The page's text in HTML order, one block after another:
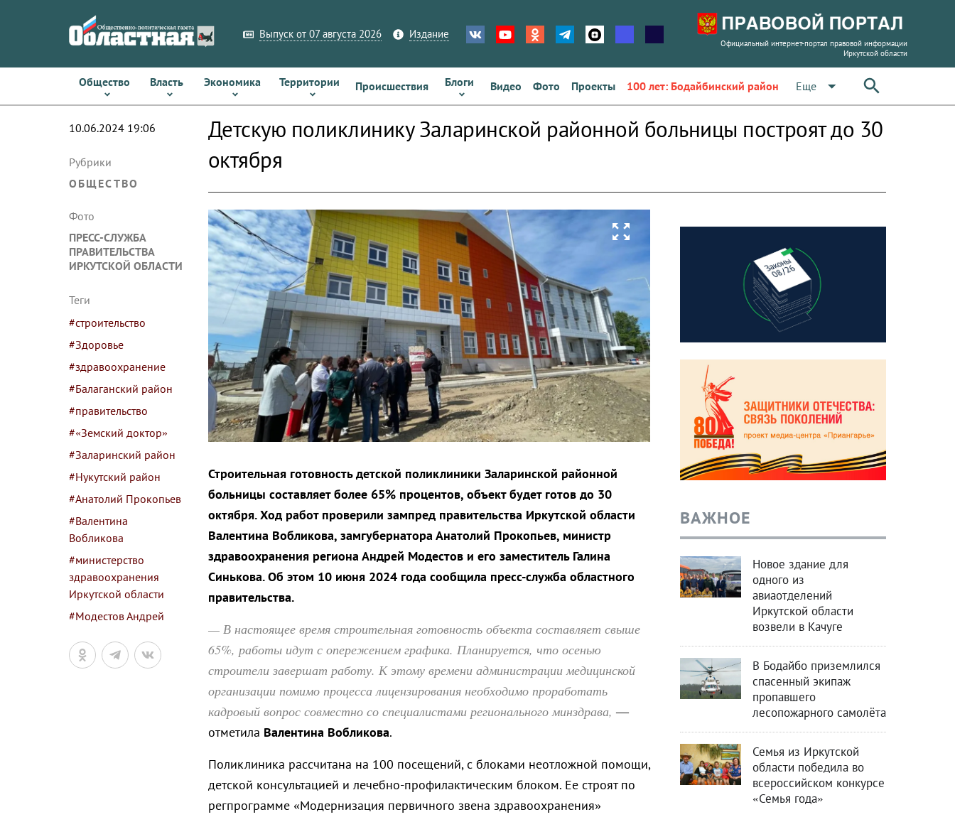
Выпуск от 07 августа 2026 Издание
Официальный интернет-портал правовой информации
Иркутской области
Общество Власть Экономика Территории Происшествия Блоги Видео Фото Проекты 100 лет: Бодайбинский район Еще arrow_drop_down
10.06.2024 19:06
Рубрики
ОБЩЕСТВО
Фото
ПРЕСС-СЛУЖБА
ПРАВИТЕЛЬСТВА
ИРКУТСКОЙ ОБЛАСТИ
Теги
#строительство
#Здоровье
#здравоохранение
#Балаганский район
#правительство
#«Земский доктор»
#Заларинский район
#Нукутский район
#Анатолий Прокопьев
#Валентина
Вобликова
#министерство
здравоохранения
Иркутской области
#Модестов Андрей
Детскую поликлинику Заларинской районной больницы построят до 30
октября
zoom_out_map
Строительная готовность детской поликлиники Заларинской районной
больницы составляет более 65% процентов, объект будет готов до 30
октября. Ход работ проверили зампред правительства Иркутской области
Валентина Вобликова, замгубернатора Анатолий Прокопьев, министр
здравоохранения региона Андрей Модестов и его заместитель Галина
Синькова. Об этом 10 июня 2024 года сообщила пресс-служба областного
правительства.
— В настоящее время строительная готовность объекта составляет свыше
65%, работы идут с опережением графика. Планируется, что осенью
строители завершат работу. К этому времени администрации медицинской
организации помимо процесса лицензирования необходимо проработать
кадровый вопрос совместно со специалистами регионального минздрава, —
отметила Валентина Вобликова.
Поликлиника рассчитана на 100 посещений, с блоками неотложной помощи,
детской консультацией и лечебно-профилактическим блоком. Ее строят по
регпрограмме «Модернизация первичного звена здравоохранения»
ВАЖНОЕ
Новое здание для
одного из
авиаотделений
Иркутской области
возвели в Качуге
В Бодайбо приземлился
спасенный экипаж
пропавшего
лесопожарного самолёта
Семья из Иркутской
области победила во
всероссийском конкурсе
«Семья года»